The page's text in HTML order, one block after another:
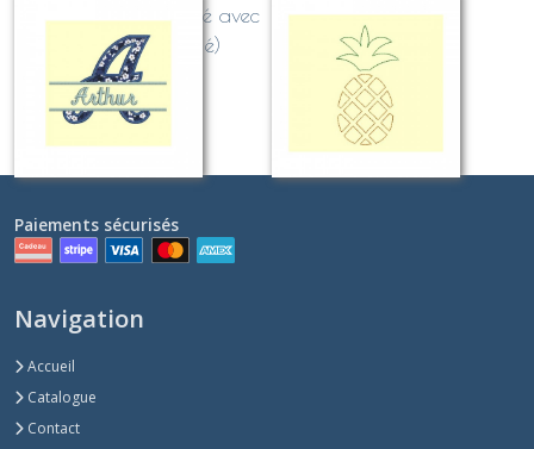
Alphabet personnalisé avec
prénom (appliqué)
Sur demande
Ananas
Sur demande
Paiements sécurisés
Navigation
Accueil
Catalogue
Contact